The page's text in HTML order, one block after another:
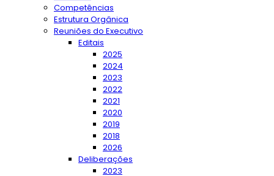
Competências
Estrutura Orgânica
Reuniões do Executivo
Editais
2025
2024
2023
2022
2021
2020
2019
2018
2026
Deliberações
2023